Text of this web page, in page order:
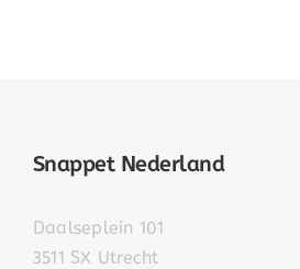
Snappet Nederland
Daalseplein 101
3511 SX Utrecht